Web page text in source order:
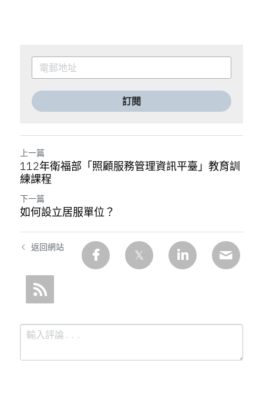
訂閱
上一篇
112年衛福部「照顧服務管理資訊平臺」教育訓
練課程
下一篇
如何設立居服單位？
返回網站